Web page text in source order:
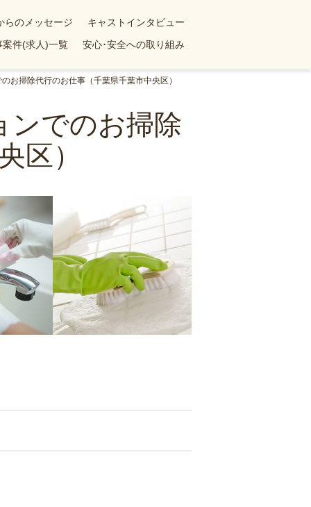
らのメッセージ
キャストインタビュー
案件(求人)一覧 安心･安全への取り組み
お掃除代行のお仕事（千葉県千葉市中央区）
ンでのお掃除
区）